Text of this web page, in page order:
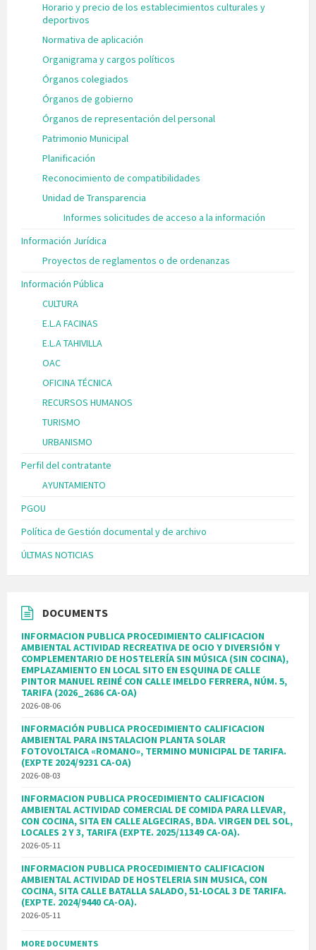
Horario y precio de los establecimientos culturales y
deportivos
Normativa de aplicación
Organigrama y cargos políticos
Órganos colegiados
Órganos de gobierno
Órganos de representación del personal
Patrimonio Municipal
Planificación
Reconocimiento de compatibilidades
Unidad de Transparencia
Informes solicitudes de acceso a la información
Información Jurídica
Proyectos de reglamentos o de ordenanzas
Información Pública
CULTURA
E.L.A FACINAS
E.L.A TAHIVILLA
OAC
OFICINA TÉCNICA
RECURSOS HUMANOS
TURISMO
URBANISMO
Perfil del contratante
AYUNTAMIENTO
PGOU
Política de Gestión documental y de archivo
ÚLTMAS NOTICIAS
DOCUMENTS
INFORMACION PUBLICA PROCEDIMIENTO CALIFICACION
AMBIENTAL ACTIVIDAD RECREATIVA DE OCIO Y DIVERSIÓN Y
COMPLEMENTARIO DE HOSTELERÍA SIN MÚSICA (SIN COCINA),
EMPLAZAMIENTO EN LOCAL SITO EN ESQUINA DE CALLE
PINTOR MANUEL REINÉ CON CALLE IMELDO FERRERA, NÚM. 5,
TARIFA (2026_2686 CA-OA)
2026-08-06
INFORMACIÓN PUBLICA PROCEDIMIENTO CALIFICACION
AMBIENTAL PARA INSTALACION PLANTA SOLAR
FOTOVOLTAICA «ROMANO», TERMINO MUNICIPAL DE TARIFA.
(EXPTE 2024/9231 CA-OA)
2026-08-03
INFORMACION PUBLICA PROCEDIMIENTO CALIFICACION
AMBIENTAL ACTIVIDAD COMERCIAL DE COMIDA PARA LLEVAR,
CON COCINA, SITA EN CALLE ALGECIRAS, BDA. VIRGEN DEL SOL,
LOCALES 2 Y 3, TARIFA (EXPTE. 2025/11349 CA-OA).
2026-05-11
INFORMACION PUBLICA PROCEDIMIENTO CALIFICACION
AMBIENTAL ACTIVIDAD DE HOSTELERIA SIN MUSICA, CON
COCINA, SITA CALLE BATALLA SALADO, 51-LOCAL 3 DE TARIFA.
(EXPTE. 2024/9440 CA-OA).
2026-05-11
MORE DOCUMENTS